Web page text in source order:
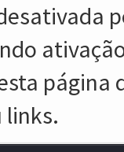
links.